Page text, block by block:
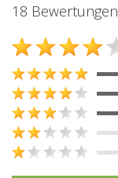
18 Bewertungen